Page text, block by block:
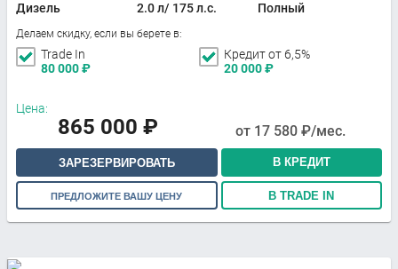
Дизель
2.0 л/ 175 л.с.
Полный
Делаем скидку, если вы берете в:
Trade In
80 000₽
Кредит от 6,5%
20 000₽
Цена:
865 000 ₽ от 17 580 ₽/мес.
ЗАРЕЗЕРВИРОВАТЬ В КРЕДИТ
ПРЕДЛОЖИТЕ ВАШУ ЦЕНУ В TRADE IN